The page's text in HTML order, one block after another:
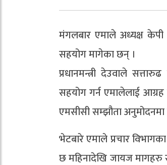
मंगलबार एमाले अध्यक्ष
सहयोग मागेका छन् ।
प्रधानमन्त्री देउवाले
सहयोग गर्न एमालेलाई
एमसीसी सम्झौता अनुमोदनमा
भेटबारे एमाले प्रचार
छ महिनादेखि जायज मागहरु